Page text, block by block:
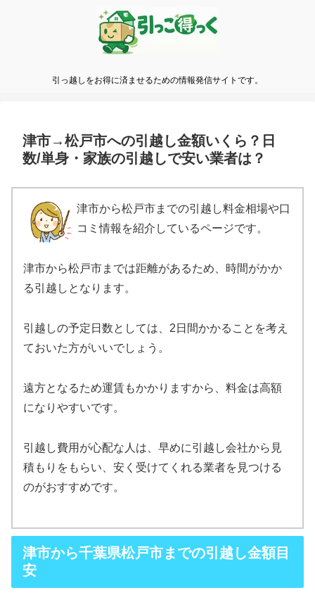
引っ越しをお得に済ませるための情報発信サイトです。
津市→松戸市への引越し金額いくら？日
数/単身・家族の引越しで安い業者は？
津市から松戸市までの引越し料金相場や口
コミ情報を紹介しているページです。
津市から松戸市までは距離があるため、時間がかか
る引越しとなります。
引越しの予定日数としては、2日間かかることを考え
ておいた方がいいでしょう。
遠方となるため運賃もかかりますから、料金は高額
になりやすいです。
引越し費用が心配な人は、早めに引越し会社から見
積もりをもらい、安く受けてくれる業者を見つける
のがおすすめです。
津市から千葉県松戸市までの引越し金額目
安